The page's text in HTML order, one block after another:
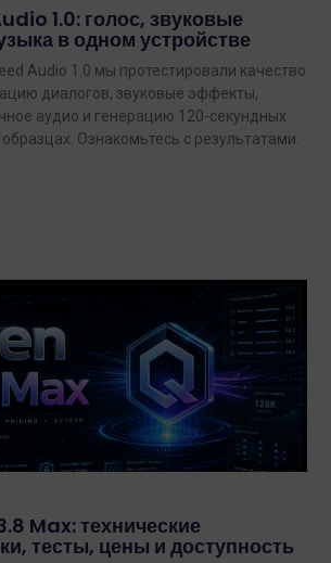
1.0: голос, звуковые
в одном устройстве
Audio 1.0 мы протестировали качество
диалогов, звуковые эффекты,
аудио и генерацию 120-секундных
Ознакомьтесь с результатами.
Max: технические
тесты, цены и доступность